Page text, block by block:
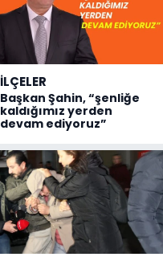
İLÇELER
Başkan Şahin, “şenliğe
kaldığımız yerden
devam ediyoruz”